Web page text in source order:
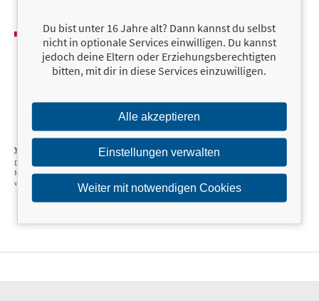
Yes she can
Die Zukunft des
Managements ist
weiblich
Du bist unter 16 Jahre alt? Dann kannst du selbst
nicht in optionale Services einwilligen. Du kannst
jedoch deine Eltern oder Erziehungsberechtigten
bitten, mit dir in diese Services einzuwilligen.
Alle akzeptieren
Einstellungen verwalten
Weiter mit notwendigen Cookies